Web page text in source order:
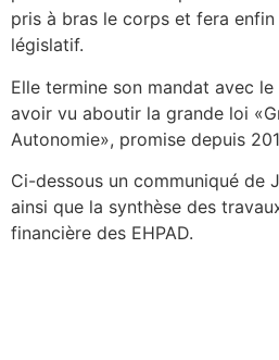
pris à bras le corps et fera enfin
législatif.
Elle termine son mandat avec
avoir vu aboutir la grande loi
Autonomie», promise depuis
Ci-dessous un communiqué de
ainsi que la synthèse des
financière des EHPAD.